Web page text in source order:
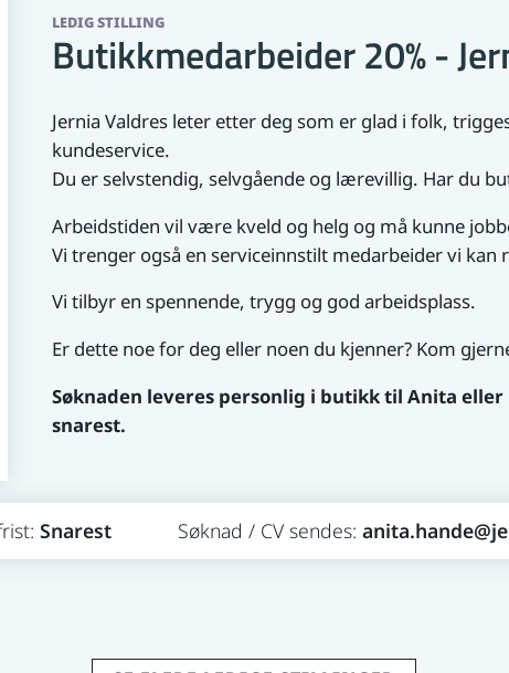
LEDIG STILLING
Butikkmedarbeider 20% -
Jernia Valdres leter etter deg som er glad i folk,
kundeservice.
Du er selvstendig, selvgående og lærevillig. Har du
Arbeidstiden vil være kveld og helg og må kunne
Vi trenger også en serviceinnstilt medarbeider vi kan
Vi tilbyr en spennende, trygg og god arbeidsplass.
Er dette noe for deg eller noen du kjenner? Kom
Søknaden leveres personlig i butikk til Anita
snarest.
Snarest